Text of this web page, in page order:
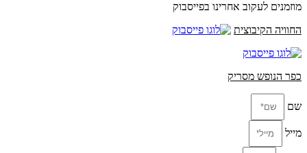
מוזמנים לעקוב אחרינו בפייסבוק
החוויה הקיבוצית
כפר הנופש מסריק
שם
מייל